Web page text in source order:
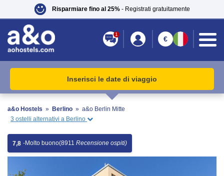
Risparmiare fino al 25% - Registrati gratuitamente
1
€
Inserisci le date di viaggio
a&o Hostels » Berlino » a&o Berlin Mitte
3 ostelli alternativi a Berlino
7,8 -Molto buono(8911 Recensione ospiti)